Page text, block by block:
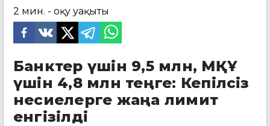
2 мин. - оқу уақыты
Банктер үшін 9,5 млн, МҚҰ
үшін 4,8 млн теңге: Кепілсіз
несиелерге жаңа лимит
енгізілді